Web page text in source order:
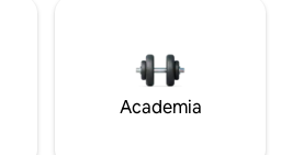
Academia